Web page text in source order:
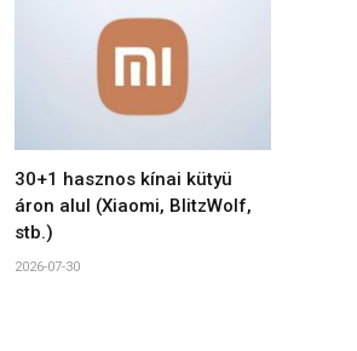
30+1 hasznos kínai kütyü
áron alul (Xiaomi, BlitzWolf,
stb.)
2026-07-30